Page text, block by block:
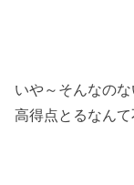
いや～そんなの
高得点とるなんて